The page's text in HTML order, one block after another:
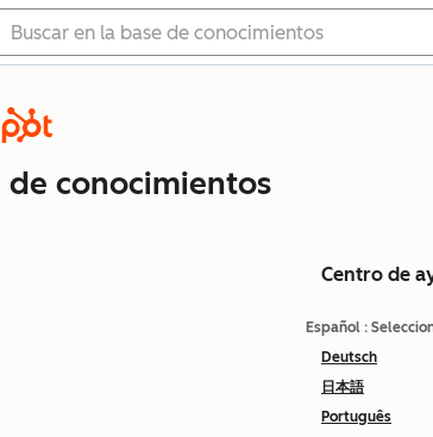
de conocimientos
Centro de
Español :
Deutsch
日本語
Português